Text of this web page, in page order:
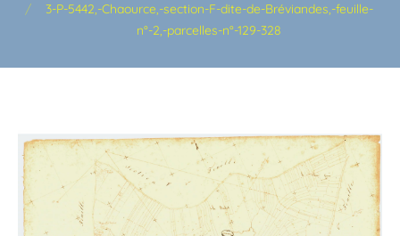
3-P-5442,-Chaource,-section-F-dite-de-Bréviandes,-feuille-
n°-2,-parcelles-n°-129-328